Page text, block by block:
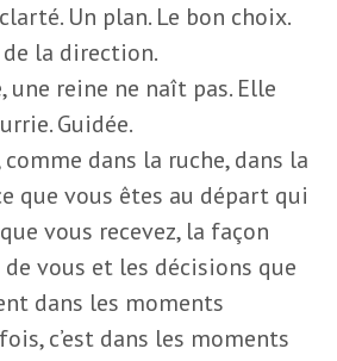
Un plan. Le bon choix.
la direction.
une reine ne naît pas. Elle
Guidée.
dans la ruche, dans la
que vous êtes au départ qui
vous recevez, la façon
de vous et les décisions que
dans les moments
c’est dans les moments